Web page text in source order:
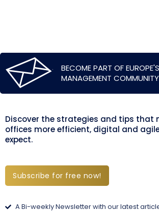
BECOME PART OF
MANAGEMENT COMMUNITY
Discover the strategies and tips that
offices more efficient, digital and
expect.
Subscribe for free now!
A Bi-weekly Newsletter with our latest